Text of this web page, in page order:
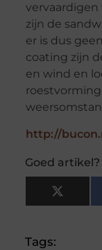
vervaardigen
zijn de
er is dus
coating zijn
en wind en
http://
Goed
X
Tags: